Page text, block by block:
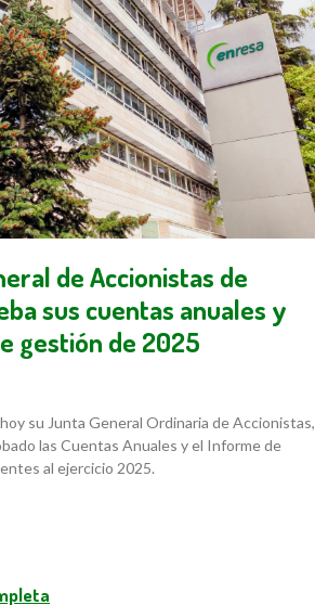
de Accionistas de
sus cuentas anuales y
gestión de 2025
su Junta General Ordinaria de Accionistas,
las Cuentas Anuales y el Informe de
al ejercicio 2025.